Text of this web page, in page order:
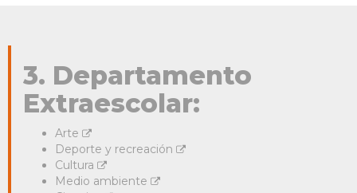
3. Departamento
Extraescolar:
Arte
Deporte y recreación
Cultura
Medio ambiente